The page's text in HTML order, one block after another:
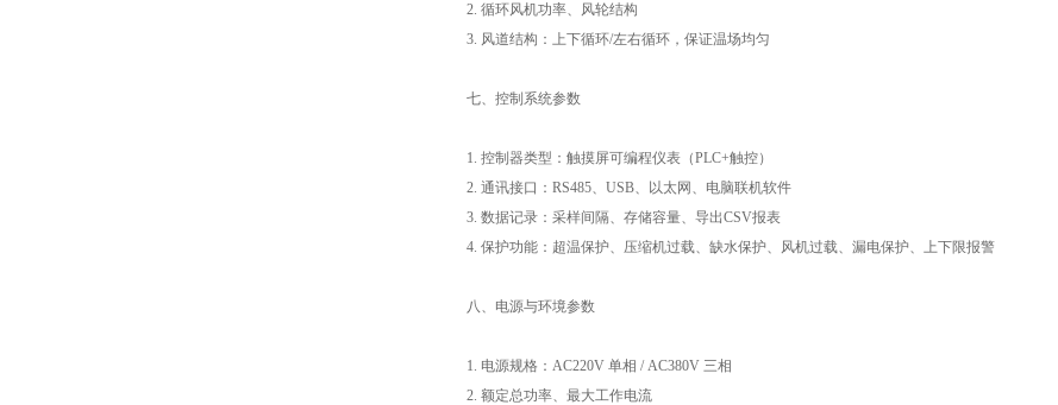
2. 循环风机功率、风轮结构
3. 风道结构：上下循环/左右循环，保证温场均匀
七、控制系统参数
1. 控制器类型：触摸屏可编程仪表（PLC+触控）
2. 通讯接口：RS485、USB、以太网、电脑联机软件
3. 数据记录：采样间隔、存储容量、导出CSV报表
4. 保护功能：超温保护、压缩机过载、缺水保护、风机过载、漏电保护、上下限报警
八、电源与环境参数
1. 电源规格：AC220V 单相 / AC380V 三相
2. 额定总功率、最大工作电流